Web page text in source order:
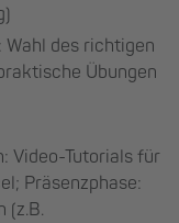
des richtigen
Übungen
Video-Tutorials für
Präsenzphase:
(z.B.